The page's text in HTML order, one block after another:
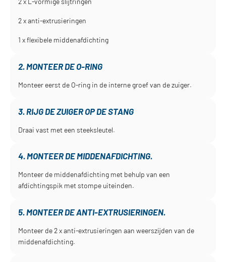
2 x anti-extrusieringen
1 x flexibele middenafdichting
2. MONTEER DE O-RING
Monteer eerst de O-ring in de interne groef van de zuiger.
3. RIJG DE ZUIGER OP DE STANG
Draai vast met een steeksleutel.
4. MONTEER DE MIDDENAFDICHTING.
Monteer de middenafdichting met behulp van een
afdichtingspik met stompe uiteinden.
5. MONTEER DE ANTI-EXTRUSIERINGEN.
Monteer de 2 x anti-extrusieringen aan weerszijden van de
middenafdichting.